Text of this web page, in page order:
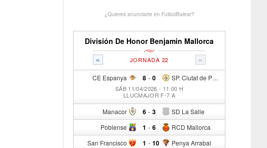
¿Quieres anunciarte en FutbolBalear?
División De Honor Benjamin Mallorca
« »
JORNADA 22
CE Espanya 8 - SP. Ciutat de Palma
0
SÁB 11/04/2026 - 11:00 H
LLUCMAJOR F-7 A
Manacor 6 - SD La Salle
3
Poblense 1 - RCD Mallorca
6
San Francisco 1 - Penya Arrabal
10